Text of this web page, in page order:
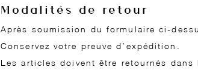
Modalités de retour
Après soumission du formulaire ci-
Conservez votre preuve d’expédition.
Les articles doivent être retournés